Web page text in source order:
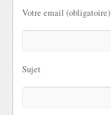
Votre email (obligatoire)
Sujet